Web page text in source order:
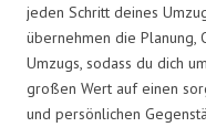
jeden Schritt deines
übernehmen die Planung,
Umzugs, sodass du dich
großen Wert auf einen
und persönlichen